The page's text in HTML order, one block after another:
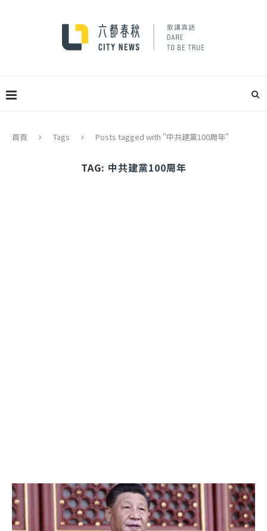
首頁 Tags Posts tagged with "中共建黨100周年"
TAG: 中共建黨100周年